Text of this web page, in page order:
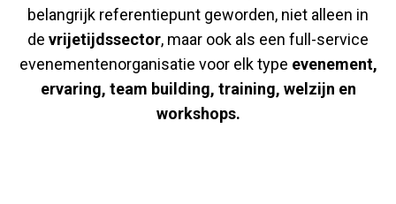
belangrijk referentiepunt geworden, niet alleen in
de vrijetijdssector, maar ook als een full-service
evenementenorganisatie voor elk type evenement,
ervaring, team building, training, welzijn en
workshops.